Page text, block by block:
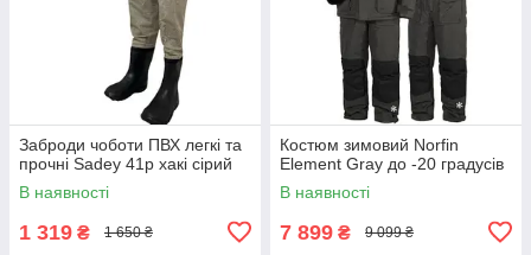
Заброди чоботи ПВХ легкі та
прочні Sadey 41р хакі сірий
В наявності
1 319 ₴ 1 650 ₴
Костюм зимовий Norfin
Element Gray до -20 градусів
В наявності
7 899 ₴ 9 099 ₴